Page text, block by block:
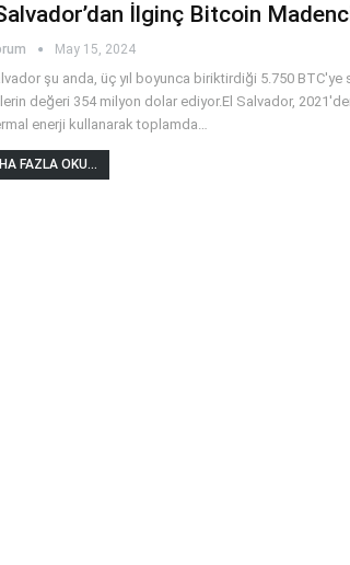
İlginç Bitcoin
May 15, 2024
şu anda, üç yıl boyunca biriktirdiği 5.750 BTC'ye
değeri 354 milyon dolar ediyor.El Salvador,
enerji kullanarak toplamda…
FAZLA OKU...